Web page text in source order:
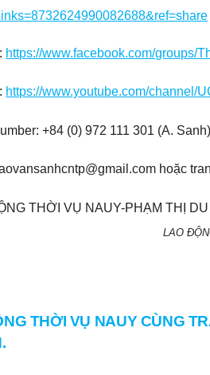
https://www.facebook.com/groups/
https://www.youtube.com/channel/
+84 (0) 972 111 301 (A.
hoặc
LAO
THỜI VỤ NAUY CÙNG